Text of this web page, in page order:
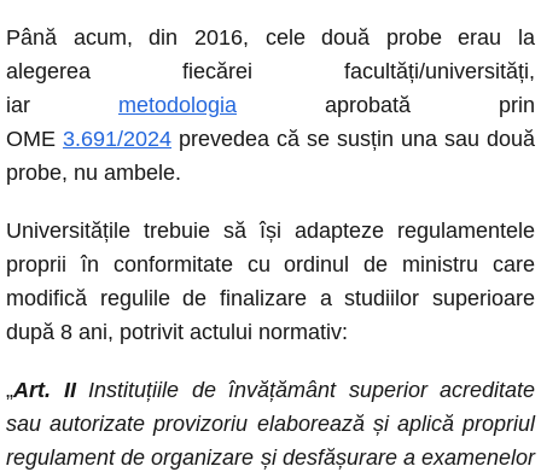
k
Până acum, din 2016, cele două probe erau la
alegerea fiecărei facultăți/universități,
iar metodologia aprobată prin
OME 3.691/2024 prevedea că se susțin una sau două
probe, nu ambele.
Universitățile trebuie să își adapteze regulamentele
proprii în conformitate cu ordinul de ministru care
modifică regulile de finalizare a studiilor superioare
după 8 ani, potrivit actului normativ:
„Art. IIInstituțiile de învățământ superior acreditate
sau autorizate provizoriu elaborează și aplică propriul
regulament de organizare și desfășurare a examenelor